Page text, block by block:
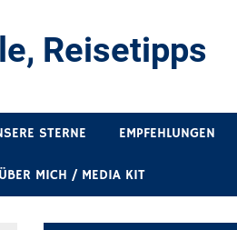
Reisetipps
STERNE EMPFEHLUNGEN
MICH / MEDIA KIT